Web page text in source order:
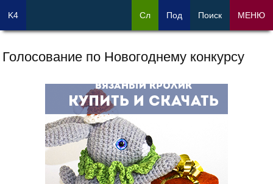
Голосование по Новогоднему конкурсу
K4 Сл Под Поиск МЕНЮ